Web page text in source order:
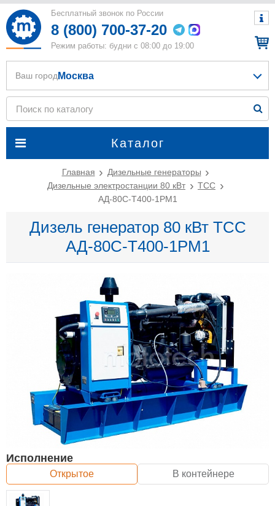
Бесплатный звонок по России
8 (800) 700-37-20
Режим работы: будни с 08:00 до 19:00
Каталог
Ваш город Москва
Главная
Дизельные генераторы
Дизельные электростанции 80 кВт
ТСС
АД-80С-Т400-1РМ1
Дизель генератор 80 кВт ТСС
АД-80С-Т400-1РМ1
Исполнение
Открытое В контейнере